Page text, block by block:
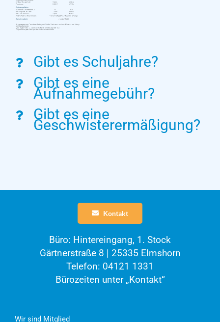
Gibt es Schuljahre?
Gibt es eine
Aufnahmegebühr?
Gibt es eine
Geschwisterermäßigung?
Kontakt
Büro: Hintereingang, 1. Stock
Gärtnerstraße 8 | 25335 Elmshorn
Telefon: 04121 1331
Bürozeiten unter „Kontakt“
Wir sind Mitglied